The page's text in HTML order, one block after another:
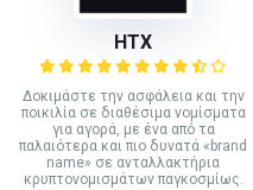
HTX
Δοκιμάστε την ασφάλεια και την
ποικιλία σε διαθέσιμα νομίσματα
για αγορά, με ένα από τα
παλαιότερα και πιο δυνατά «brand
name» σε ανταλλακτήρια
κρυπτονομισμάτων παγκοσμίως.